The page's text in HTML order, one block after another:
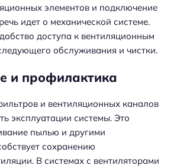
элементов и подключение
идет о механической системе.
доступа к вентиляционным
обслуживания и чистки.
и профилактика
и вентиляционных каналов
эксплуатации системы. Это
пылью и другими
сохранению
В системах с вентиляторами